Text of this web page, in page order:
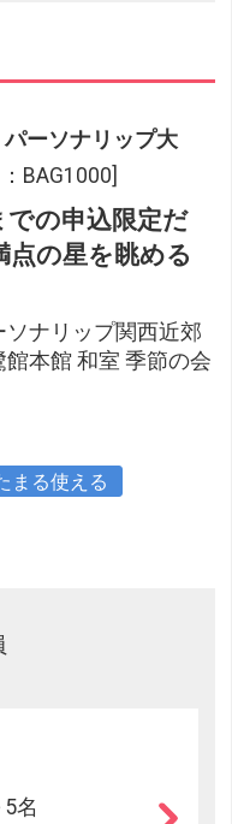
ーソナリップ大
BAG1000]
での申込限定だ
点の星を眺める
ソナリップ関西近郊
館本館 和室 季節の会
まる使える
名